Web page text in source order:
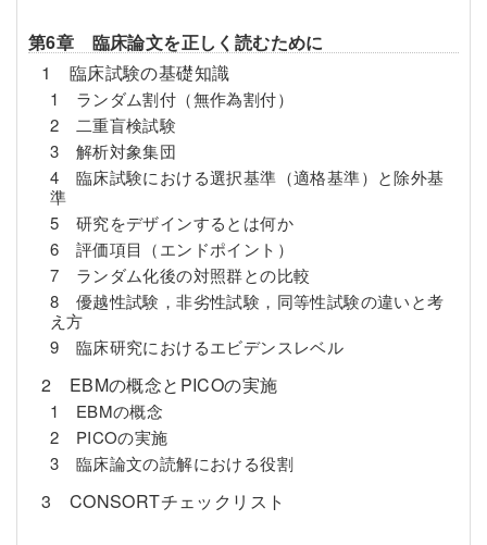
第6章 臨床論文を正しく読むために
1 臨床試験の基礎知識
1 ランダム割付（無作為割付）
2 二重盲検試験
3 解析対象集団
4 臨床試験における選択基準（適格基準）と除外基
準
5 研究をデザインするとは何か
6 評価項目（エンドポイント）
7 ランダム化後の対照群との比較
8 優越性試験，非劣性試験，同等性試験の違いと考
え方
9 臨床研究におけるエビデンスレベル
2 EBMの概念とPICOの実施
1 EBMの概念
2 PICOの実施
3 臨床論文の読解における役割
3 CONSORTチェックリスト